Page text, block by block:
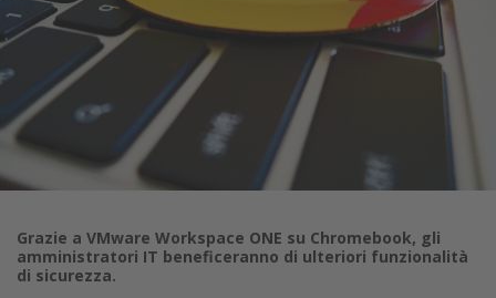
Grazie a VMware Workspace ONE su Chromebook, gli
amministratori IT beneficeranno di ulteriori funzionalità
di sicurezza.